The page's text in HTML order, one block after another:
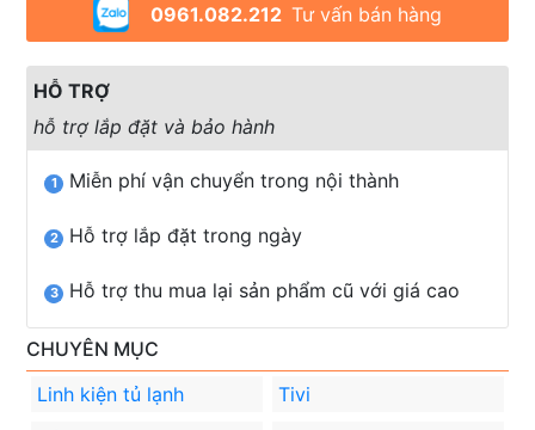
0961.082.212 Tư vấn bán hàng
HỖ TRỢ
hỗ trợ lắp đặt và bảo hành
1 Miễn phí vận chuyển trong nội thành
2 Hỗ trợ lắp đặt trong ngày
3 Hỗ trợ thu mua lại sản phẩm cũ với giá cao
CHUYÊN MỤC
Linh kiện tủ lạnh
Tivi